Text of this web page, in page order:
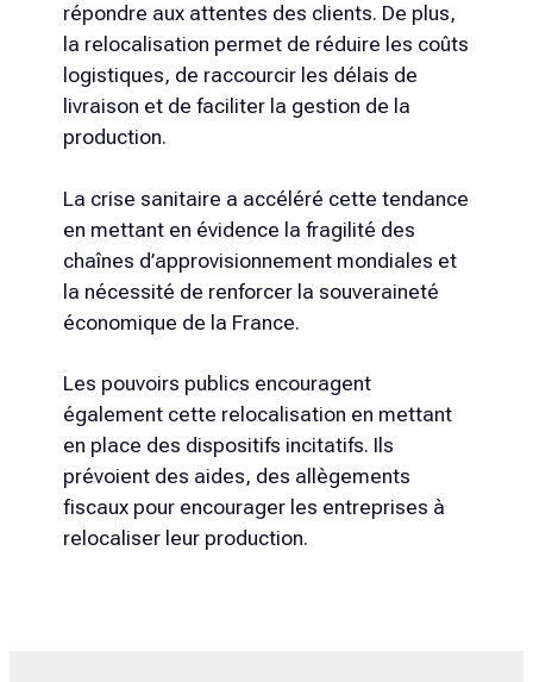
répondre aux attentes des clients. De plus,
la relocalisation permet de réduire les coûts
logistiques, de raccourcir les délais de
livraison et de faciliter la gestion de la
production.
La crise sanitaire a accéléré cette tendance
en mettant en évidence la fragilité des
chaînes d’approvisionnement mondiales et
la nécessité de renforcer la souveraineté
économique de la France.
Les pouvoirs publics encouragent
également cette relocalisation en mettant
en place des dispositifs incitatifs. Ils
prévoient des aides, des allègements
fiscaux pour encourager les entreprises à
relocaliser leur production.